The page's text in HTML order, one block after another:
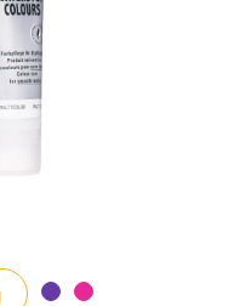
Effekt